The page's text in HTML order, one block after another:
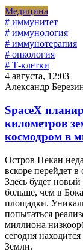
Медицина
# иммунитет
# иммунология
# иммунотерапия
# онкология
# Т-клетки
4 августа, 12:03
Александр
SpaceX
километров
космодром в
Остров Пекан
вскоре перейдет
Здесь будет
больше, чем в
площадки.
попытаться
миллиона
сегодня
Земли.